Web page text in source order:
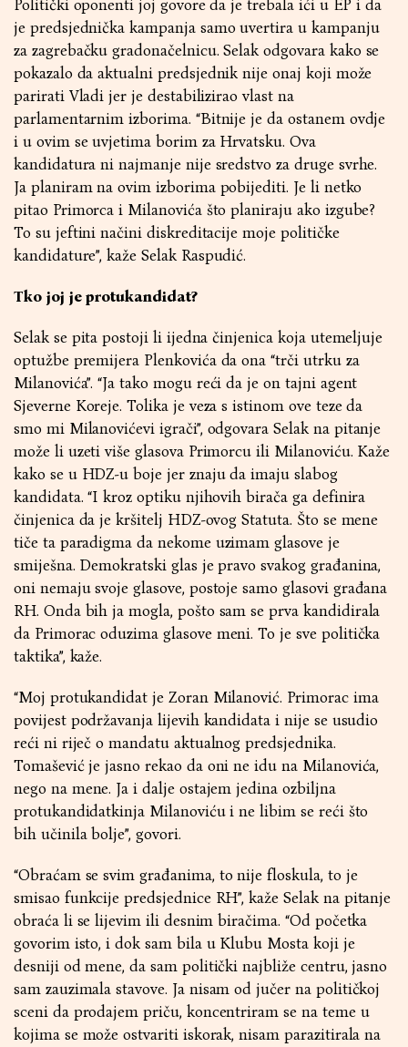
Politički oponenti joj govore da je trebala ići u EP i da
je predsjednička kampanja samo uvertira u kampanju
za zagrebačku gradonačelnicu. Selak odgovara kako se
pokazalo da aktualni predsjednik nije onaj koji može
parirati Vladi jer je destabilizirao vlast na
parlamentarnim izborima. “Bitnije je da ostanem ovdje
i u ovim se uvjetima borim za Hrvatsku. Ova
kandidatura ni najmanje nije sredstvo za druge svrhe.
Ja planiram na ovim izborima pobijediti. Je li netko
pitao Primorca i Milanovića što planiraju ako izgube?
To su jeftini načini diskreditacije moje političke
kandidature”, kaže Selak Raspudić.
Tko joj je protukandidat?
Selak se pita postoji li ijedna činjenica koja utemeljuje
optužbe premijera Plenkovića da ona “trči utrku za
Milanovića”. “Ja tako mogu reći da je on tajni agent
Sjeverne Koreje. Tolika je veza s istinom ove teze da
smo mi Milanovićevi igrači”, odgovara Selak na pitanje
može li uzeti više glasova Primorcu ili Milanoviću. Kaže
kako se u HDZ-u boje jer znaju da imaju slabog
kandidata. “I kroz optiku njihovih birača ga definira
činjenica da je kršitelj HDZ-ovog Statuta. Što se mene
tiče ta paradigma da nekome uzimam glasove je
smiješna. Demokratski glas je pravo svakog građanina,
oni nemaju svoje glasove, postoje samo glasovi građana
RH. Onda bih ja mogla, pošto sam se prva kandidirala
da Primorac oduzima glasove meni. To je sve politička
taktika”, kaže.
“Moj protukandidat je Zoran Milanović. Primorac ima
povijest podržavanja lijevih kandidata i nije se usudio
reći ni riječ o mandatu aktualnog predsjednika.
Tomašević je jasno rekao da oni ne idu na Milanovića,
nego na mene. Ja i dalje ostajem jedina ozbiljna
protukandidatkinja Milanoviću i ne libim se reći što
bih učinila bolje”, govori.
“Obraćam se svim građanima, to nije floskula, to je
smisao funkcije predsjednice RH”, kaže Selak na pitanje
obraća li se lijevim ili desnim biračima. “Od početka
govorim isto, i dok sam bila u Klubu Mosta koji je
desniji od mene, da sam politički najbliže centru, jasno
sam zauzimala stavove. Ja nisam od jučer na političkoj
sceni da prodajem priču, koncentriram se na teme u
kojima se može ostvariti iskorak, nisam parazitirala na